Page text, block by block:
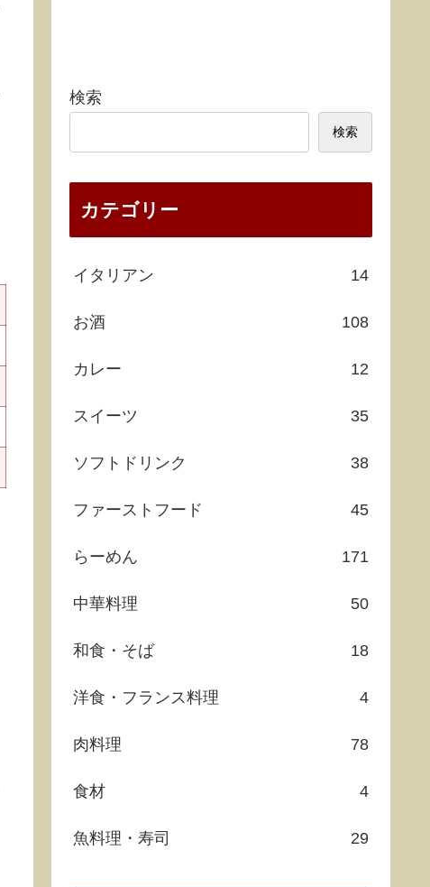
検索
検索
カテゴリー
イタリアン 14
お酒 108
カレー 12
スイーツ 35
ソフトドリンク 38
ファーストフード 45
らーめん 171
中華料理 50
和食・そば 18
洋食・フランス料理 4
肉料理 78
食材 4
魚料理・寿司 29